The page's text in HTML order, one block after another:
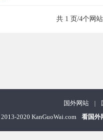
共 1 页/4个网站
国外网站 |
2013-2020 KanGuoWai.com 看国外